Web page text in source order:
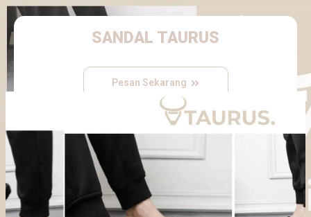
SANDAL TAURUS
Pesan Sekarang